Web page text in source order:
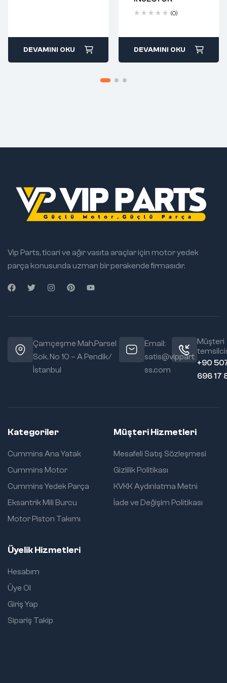
DEVAMINI OKU
(0)
return
DEVAMINI OKU
Vip Parts, ticari ve ağır vasıta araçlar için motor yedek
parça konusunda uzman bir perakende firmasıdır.
Çamçeşme Mah.Parsel
Sok. No 10 – A Pendik/
İstanbul
Email:
satis@vippart
ss.com
Müşteri
+90
696 17
Kategoriler
Cummins Ana Yatak
Cummins Motor
Cummins Yedek Parça
Eksantrik Mili Burcu
Motor Piston Takımı
Müşteri Hizmetleri
Mesafeli Satış Sözleşmesi
Gizlilik Politikası
KVKK Aydınlatma Metni
İade ve Değişim Politikası
Üyelik Hizmetleri
Hesabım
Üye Ol
Giriş Yap
Sipariş Takip